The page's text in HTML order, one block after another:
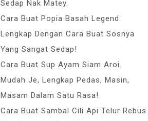
Sedap Nak Matey.
Cara Buat Popia Basah Legend.
Lengkap Dengan Cara Buat Sosnya
Yang Sangat Sedap!
Cara Buat Sup Ayam Siam Aroi.
Mudah Je, Lengkap Pedas, Masin,
Masam Dalam Satu Rasa!
Cara Buat Sambal Cili Api Telur Rebus.